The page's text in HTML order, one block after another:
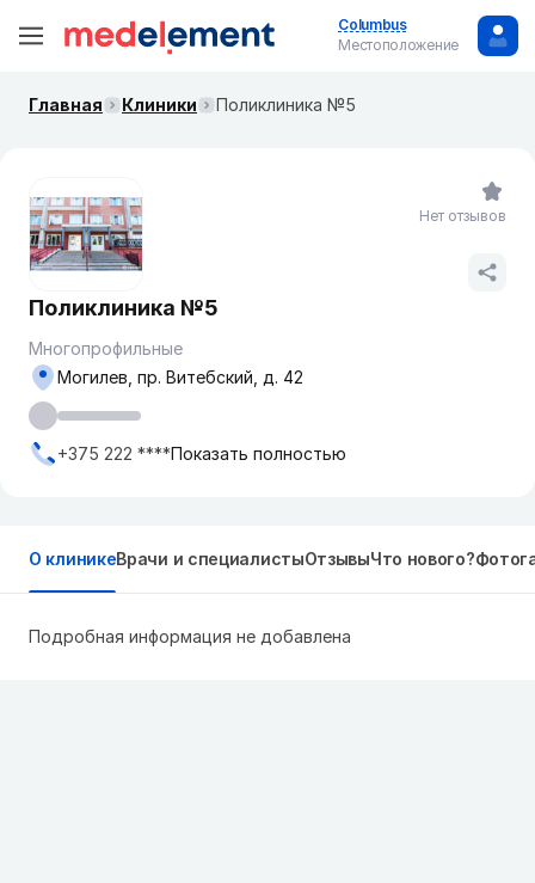
Columbus
Местоположение
Главная Клиники Поликлиника №5
Поликлиника №5
Многопрофильные
Могилев, пр. Витебский, д. 42
+375 222 ****Показать полностью
Нет отзывов
О клиникеВрачи и специалистыОтзывыЧто нового?
Подробная информация не добавлена